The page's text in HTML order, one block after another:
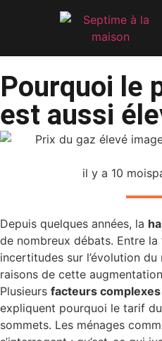
Pourquoi le
est aussi
il y a 10 mois
Depuis quelques années, la
de nombreux débats. Entre
incertitudes sur l’évolution
raisons de cette
Plusieurs facteurs
expliquent pourquoi le tarif
sommets. Les ménages